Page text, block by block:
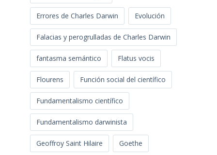
Errores de Charles Darwin Evolución
Falacias y perogrulladas de Charles Darwin
fantasma semántico Flatus vocis
Flourens Función social del científico
Fundamentalismo científico
Fundamentalismo darwinista
Geoffroy Saint Hilaire Goethe